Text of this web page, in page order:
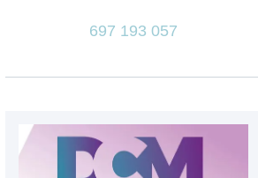
697 193 057